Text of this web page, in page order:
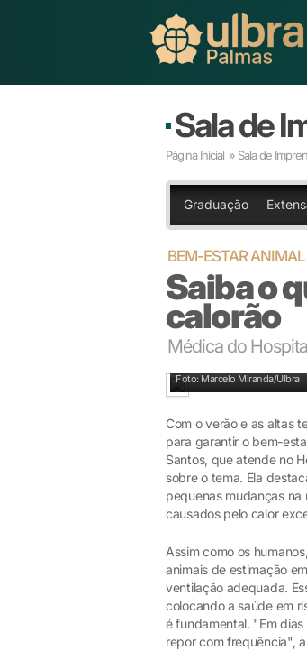
Sala de
Página Inicial » Sala de
Graduação
BEM-ESTAR ANIMAL
Saiba o
calorão
Médica do
Foto: Marcelo Miranda/Ulbra
Com o verão e as altas
para garantir o bem-
Santos, que atende no
sobre o tema. Ela
pequenas mudanças na
causados pelo calor
Assim como os
animais de estimação
ventilação adequada.
colocando a saúde em
é fundamental. "Em
repor com frequência",